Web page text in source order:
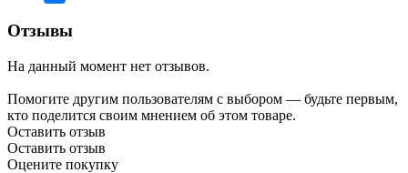
Отзывы
На данный момент нет отзывов.
Помогите другим пользователям с выбором — будьте первым,
кто поделится своим мнением об этом товаре.
Оставить отзыв
Оставить отзыв
Оцените покупку